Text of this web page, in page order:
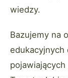
wiedzy.
Bazujemy na
edukacyjnych